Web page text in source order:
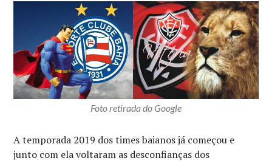
Foto retirada do Google
A temporada 2019 dos times baianos já começou e
junto com ela voltaram as desconfianças dos